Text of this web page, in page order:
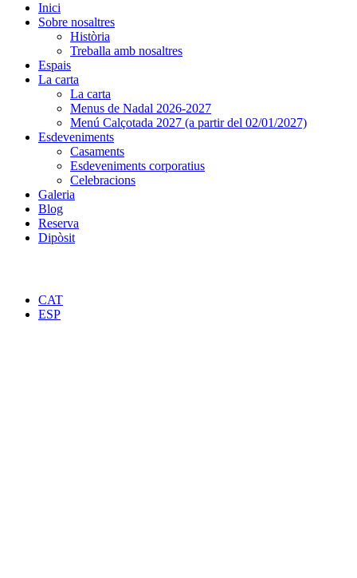
Inici
Sobre nosaltres
Història
Treballa amb nosaltres
Espais
La carta
La carta
Menus de Nadal 2026-2027
Menú Calçotada 2027 (a partir del 02/01/2027)
Esdeveniments
Casaments
Esdeveniments corporatius
Celebracions
Galeria
Blog
Reserva
Dipòsit
CAT
ESP